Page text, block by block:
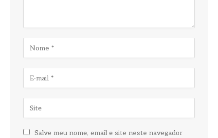
Salve meu nome, email e site neste navegador